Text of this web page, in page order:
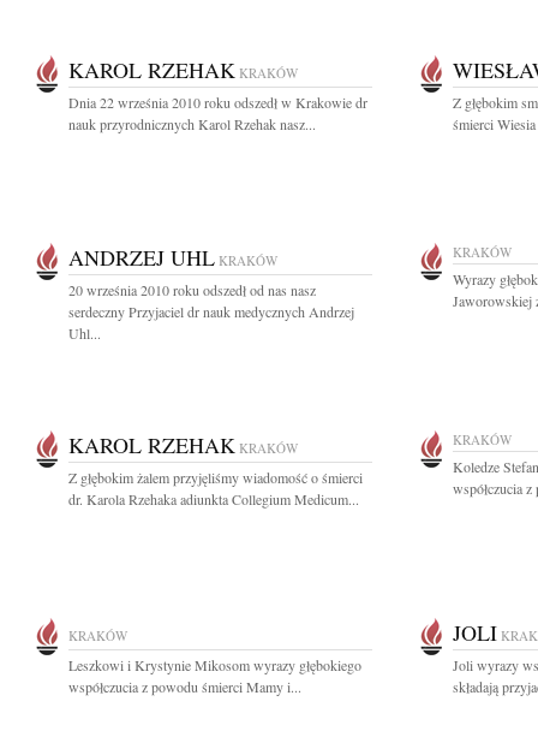
KAROL RZEHAK KRAKÓW
Dnia 22 września 2010 roku odszedł w Krakowie dr
nauk przyrodnicznych Karol Rzehak nasz...
Z głębokim
śmierci
ANDRZEJ UHL KRAKÓW
20 września 2010 roku odszedł od nas nasz
serdeczny Przyjaciel dr nauk medycznych Andrzej
Uhl...
KRAKÓW
Wyrazy
Jaworowskiej
KAROL RZEHAK KRAKÓW
Z głębokim żalem przyjęliśmy wiadomość o śmierci
dr. Karola Rzehaka adiunkta Collegium Medicum...
KRAKÓW
Koledze
współczucia
KRAKÓW
Leszkowi i Krystynie Mikosom wyrazy głębokiego
współczucia z powodu śmierci Mamy i...
JOLI
Joli wyrazy
składają